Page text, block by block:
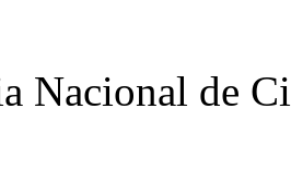
Nacional de